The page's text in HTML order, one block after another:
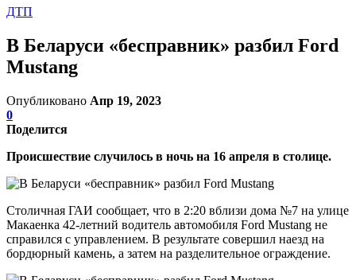
ДТП
В Беларуси «бесправник» разбил Ford
Mustang
Опубликовано Апр 19, 2023
0
Поделится
Происшествие случилось в ночь на 16 апреля в столице.
Столичная ГАИ сообщает, что в 2:20 вблизи дома №7 на улице
Макаенка 42-летний водитель автомобиля Ford Mustang не
справился с управлением. В результате совершил наезд на
бордюрный камень, а затем на разделительное ограждение.